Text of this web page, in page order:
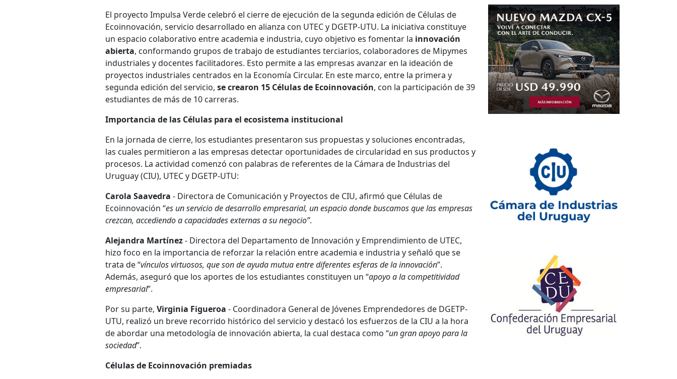
El proyecto Impulsa Verde celebró el cierre de ejecución de la segunda edición de Células de
Ecoinnovación, servicio desarrollado en alianza con UTEC y DGETP-UTU. La iniciativa constituye
un espacio colaborativo entre academia e industria, cuyo objetivo es fomentar la innovación
abierta, conformando grupos de trabajo de estudiantes terciarios, colaboradores de Mipymes
industriales y docentes facilitadores. Esto permite a las empresas avanzar en la ideación de
proyectos industriales centrados en la Economía Circular. En este marco, entre la primera y
segunda edición del servicio, se crearon 15 Células de Ecoinnovación, con la participación de 39
estudiantes de más de 10 carreras.
Importancia de las Células para el ecosistema institucional
En la jornada de cierre, los estudiantes presentaron sus propuestas y soluciones encontradas,
las cuales permitieron a las empresas detectar oportunidades de circularidad en sus productos y
procesos. La actividad comenzó con palabras de referentes de la Cámara de Industrias del
Uruguay (CIU), UTEC y DGETP-UTU:
Carola Saavedra - Directora de Comunicación y Proyectos de CIU, afirmó que Células de
Ecoinnovación “es un servicio de desarrollo empresarial, un espacio donde buscamos que las empresas
crezcan, accediendo a capacidades externas a su negocio”.
Alejandra Martínez- Directora del Departamento de Innovación y Emprendimiento de UTEC,
hizo foco en la importancia de reforzar la relación entre academia e industria y señaló que se
trata de “vínculos virtuosos, que son de ayuda mutua entre diferentes esferas de la innovación”.
Además, aseguró que los aportes de los estudiantes constituyen un “apoyo a la competitividad
empresarial”.
Por su parte, Virginia Figueroa - Coordinadora General de Jóvenes Emprendedores de DGETP-
UTU, realizó un breve recorrido histórico del servicio y destacó los esfuerzos de la CIU a la hora
de abordar una metodología de innovación abierta, la cual destaca como “un gran apoyo para la
sociedad”.
Células de Ecoinnovación premiadas